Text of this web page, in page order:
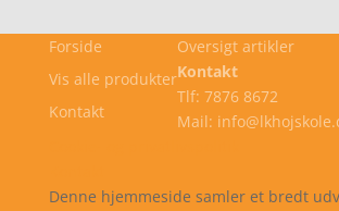
Forside
Vis alle produkter
Kontakt
Oversigt artikler
Kontakt
Tlf: 7876 8672
Mail:
Denne hjemmeside samler et bredt